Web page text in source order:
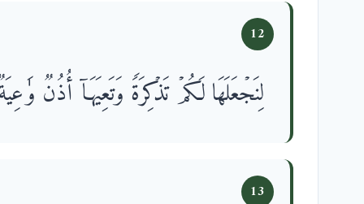
12
لِنَجۡعَلَهَا لَكُمۡ تَذۡكِرَةࣰ وَتَعِیَهَاۤ أُذُنࣱ وَ
13